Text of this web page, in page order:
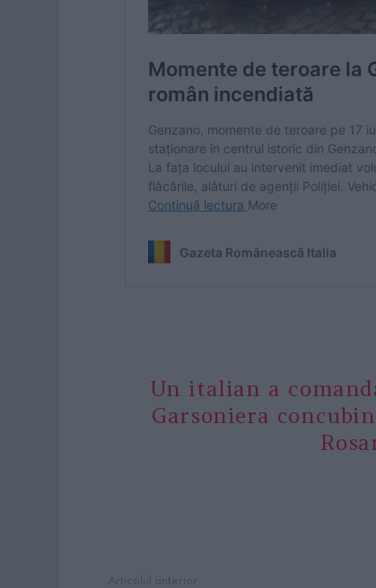
Un italian a
Garsoniera
Articolul anterior